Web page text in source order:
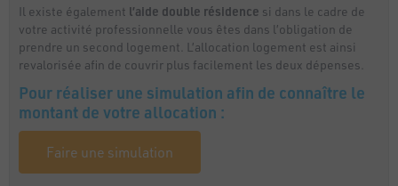
Il existe également l’aide double résidence si dans le cadre de
votre activité professionnelle vous êtes dans l’obligation de
prendre un second logement. L’allocation logement est ainsi
revalorisée afin de couvrir plus facilement les deux dépenses.
Pour réaliser une simulation afin de connaître le
montant de votre allocation :
Faire une simulation